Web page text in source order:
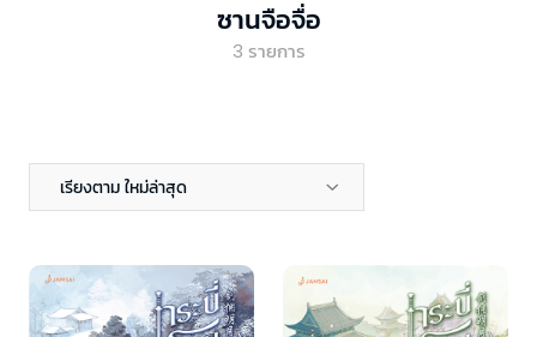
ซานจือจื่อ
3 รายการ
เรียงตาม ใหม่ล่าสุด